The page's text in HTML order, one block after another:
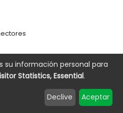
su información personal para
Statistics, Essential.
Declive Aceptar